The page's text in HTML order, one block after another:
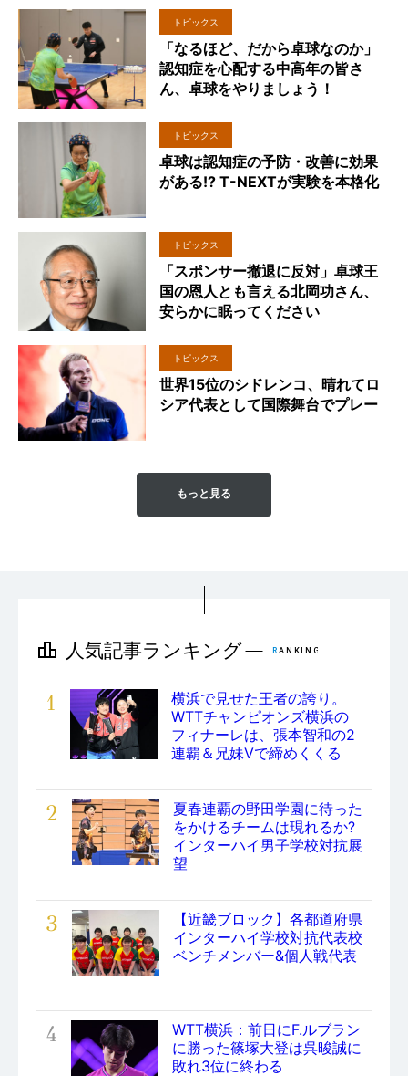
トピックス
「なるほど、だから卓球なのか」
認知症を心配する中高年の皆さ
ん、卓球をやりましょう！
トピックス
卓球は認知症の予防・改善に効果
がある!? T-NEXTが実験を本格化
トピックス
「スポンサー撤退に反対」卓球王
国の恩人とも言える北岡功さん、
安らかに眠ってください
トピックス
世界15位のシドレンコ、晴れてロ
シア代表として国際舞台でプレー
もっと見る
1
横浜で見せた王者の誇り。
WTTチャンピオンズ横浜の
フィナーレは、張本智和の2
連覇＆兄妹Vで締めくくる
2
夏春連覇の野田学園に待った
をかけるチームは現れるか?
インターハイ男子学校対抗展
望
3
【近畿ブロック】各都道府県
インターハイ学校対抗代表校
ベンチメンバー&個人戦代表
4
WTT横浜：前日にF.ルブラン
に勝った篠塚大登は呉晙誠に
敗れ3位に終わる